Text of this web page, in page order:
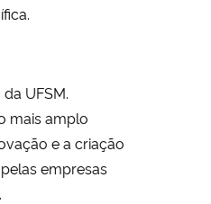
UFSM.
mais amplo
e a criação
empresas